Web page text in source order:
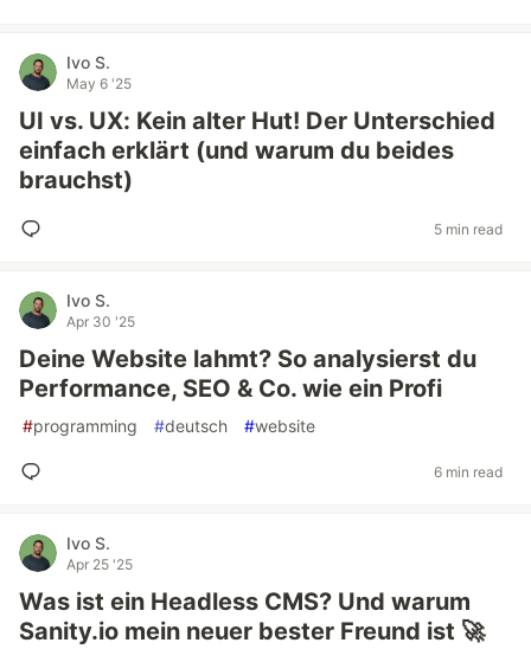
Ivo S.
May 6 '25
UI vs. UX: Kein alter Hut! Der Unterschied
einfach erklärt (und warum du beides
brauchst)
5 min read
Ivo S.
Apr 30 '25
Deine Website lahmt? So analysierst du
Performance, SEO & Co. wie ein Profi
#programming #deutsch #website
6 min read
Ivo S.
Apr 25 '25
Was ist ein Headless CMS? Und warum
Sanity.io mein neuer bester Freund ist 🚀